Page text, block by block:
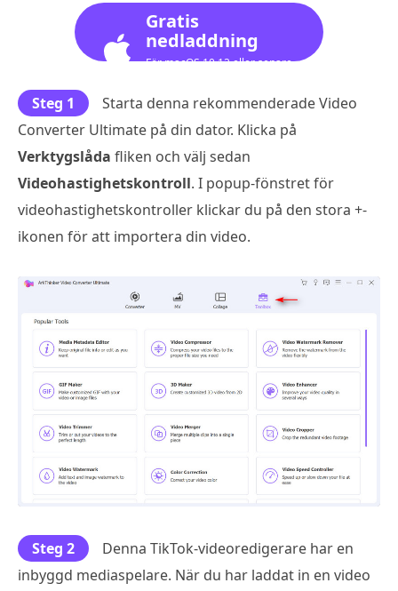
Gratis
nedladdning
För macOS 10.12 eller senare
Steg 1
Starta denna rekommenderade Video
Converter Ultimate på din dator. Klicka på
Verktygslåda fliken och välj sedan
Videohastighetskontroll. I popup-fönstret för
videohastighetskontroller klickar du på den stora +-
ikonen för att importera din video.
Steg 2
Denna TikTok-videoredigerare har en
inbyggd mediaspelare. När du har laddat in en video